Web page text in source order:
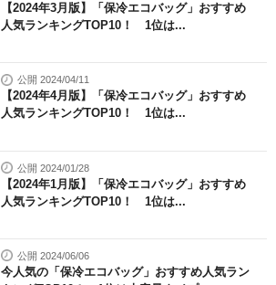
【2024年3月版】「保冷エコバッグ」おすすめ
人気ランキングTOP10！ 1位は...
公開 2024/04/11
【2024年4月版】「保冷エコバッグ」おすすめ
人気ランキングTOP10！ 1位は...
公開 2024/01/28
【2024年1月版】「保冷エコバッグ」おすすめ
人気ランキングTOP10！ 1位は...
公開 2024/06/06
今人気の「保冷エコバッグ」おすすめ人気ラン